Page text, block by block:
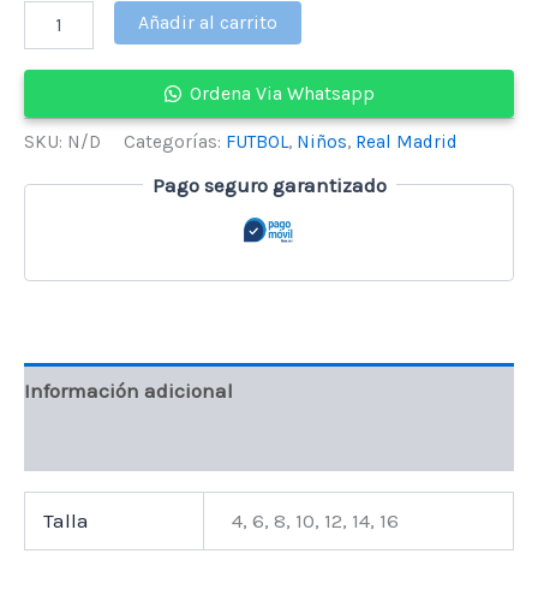
Madrid
(
)
Añadir al carrito
Ordena Via Whatsapp
SKU: N/D Categorías: FUTBOL, Niños, Real Madrid
Pago seguro garantizado
Información adicional
Talla 4, 6, 8, 10, 12, 14, 16